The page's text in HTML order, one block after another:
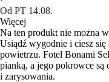
Od PT 14.08.
Więcej
Na ten produkt nie można
Usiądź wygodnie i ciesz się
powietrzu. Fotel Bonami
pianką, a jego pokrowce są
i zarysowania.